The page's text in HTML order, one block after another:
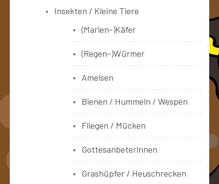
Insekten / Kleine Tiere
(Marien-)Käfer
(Regen-)Würmer
Ameisen
Bienen / Hummeln / Wespen
Fliegen / Mücken
Gottesanbeterinnen
Grashüpfer / Heuschrecken